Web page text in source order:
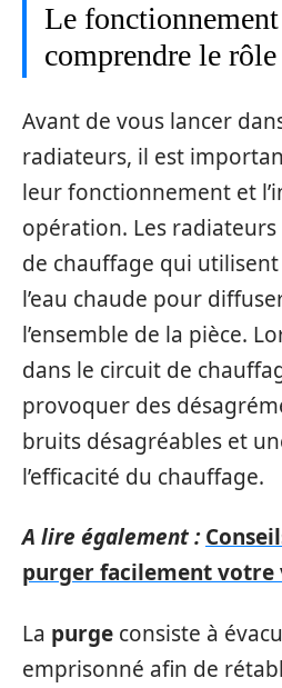
Le
comprendre le
Avant de vous lancer
radiateurs, il est
leur fonctionnement et
opération. Les
de chauffage qui
l’eau chaude pour
l’ensemble de la pièce.
dans le circuit de
provoquer des
bruits désagréables et
l’efficacité du chauffage.
A lire également :
purger facilement
La purge consiste à
emprisonné afin de